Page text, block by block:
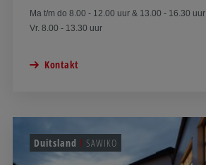
Ma t/m do 8.00 - 12.00 uur & 13.00 - 16.30 uur
Vr. 8.00 - 13.30 uur
Kontakt
Duitsland SAWIKO